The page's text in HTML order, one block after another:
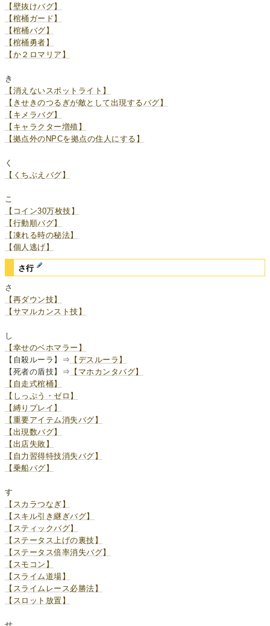
【壁抜けバグ】
【棺桶ガード】
【棺桶バグ】
【棺桶勇者】
【か２ロマリア】
き
【消えないスポットライト】
【きせきのつるぎが敵として出現するバグ】
【キメラバグ】
【キャラクター増殖】
【拠点外のNPCを拠点の住人にする】
く
【くちぶえバグ】
こ
【コイン30万枚技】
【行動順バグ】
【凍れる時の秘法】
【個人逃げ】
さ行
さ
【再ダウン技】
【サマルカンスト技】
し
【幸せのベホマラー】
【自殺ルーラ】⇒ 【デスルーラ】
【死者の盾技】⇒ 【マホカンタバグ】
【自走式棺桶】
【しっぷう・ゼロ】
【縛りプレイ】
【重要アイテム消失バグ】
【出現数バグ】
【出店失敗】
【自力習得特技消失バグ】
【乗船バグ】
す
【スカラつなぎ】
【スキル引き継ぎバグ】
【スティックバグ】
【ステータス上げの裏技】
【ステータス倍率消失バグ】
【スモコン】
【スライム道場】
【スライムレース必勝法】
【スロット放置】